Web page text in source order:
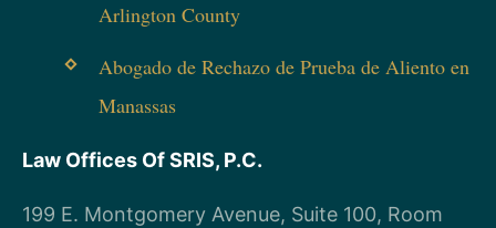
Arlington County
Abogado de Rechazo de Prueba de Aliento en
Manassas
Law Offices Of SRIS, P.C.
199 E. Montgomery Avenue, Suite 100, Room